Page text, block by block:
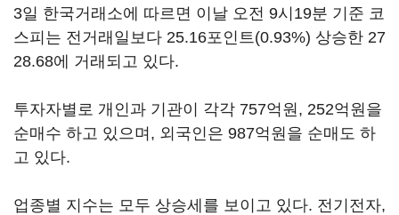
3일 한국거래소에 따르면 이날 오전 9시19분 기준 코
스피는 전거래일보다 25.16포인트(0.93%) 상승한 27
28.68에 거래되고 있다.
투자자별로 개인과 기관이 각각 757억원, 252억원을
순매수 하고 있으며, 외국인은 987억원을 순매도 하
고 있다.
업종별 지수는 모두 상승세를 보이고 있다. 전기전자,